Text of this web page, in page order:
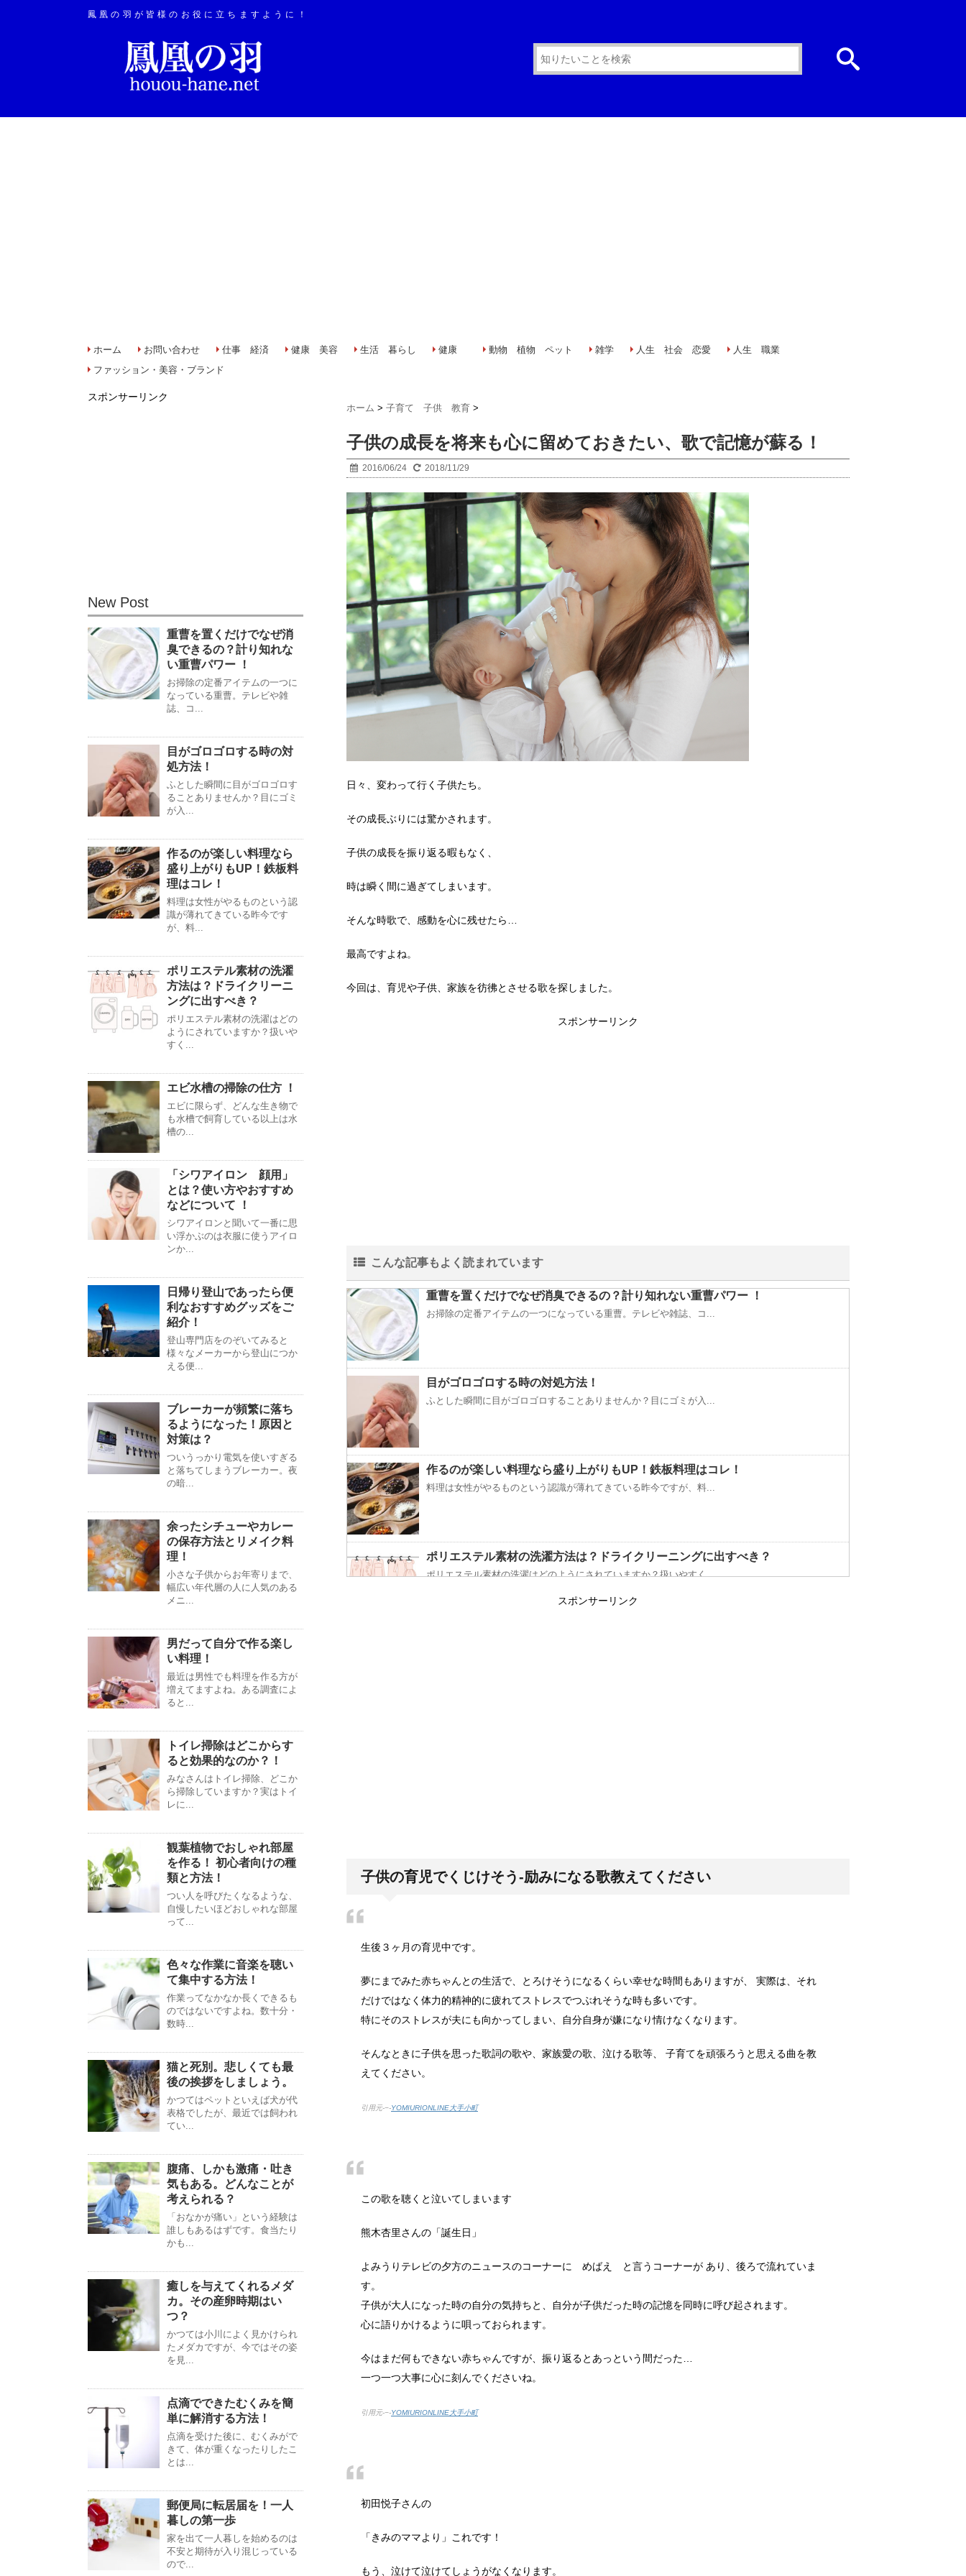
鳳凰の羽が皆様のお役に立ちますように！
ホーム お問い合わせ 仕事 経済 健康 美容 生活 暮らし 健康 動物 植物 ペット 雑学 人生 社会 恋愛
人生 職業
ファッション・美容・ブランド
ホーム > 子育て 子供 教育 >
子供の成長を将来も心に留めておきたい、歌で記憶が蘇る！
2016/06/24 2018/11/29
日々、変わって行く子供たち。
その成長ぶりには驚かされます。
子供の成長を振り返る暇もなく、
時は瞬く間に過ぎてしまいます。
そんな時歌で、感動を心に残せたら…
最高ですよね。
今回は、育児や子供、家族を彷彿とさせる歌を探しました。
スポンサーリンク
こんな記事もよく読まれています
重曹を置くだけでなぜ消臭できるの？計り知れない重曹パワー ！
お掃除の定番アイテムの一つになっている重曹。テレビや雑誌、コ...
目がゴロゴロする時の対処方法！
ふとした瞬間に目がゴロゴロすることありませんか？目にゴミが入...
作るのが楽しい料理なら盛り上がりもUP！鉄板料理はコレ！
料理は女性がやるものという認識が薄れてきている昨今ですが、料...
ポリエステル素材の洗濯方法は？ドライクリーニングに出すべき？
ポリエステル素材の洗濯はどのようにされていますか？扱いやすく...
小さな子供からお年寄りまで、幅広い年代層の人に人気のあるメニ...
つい人を呼びたくなるような、自慢したいほどおしゃれな部屋って...
作業ってなかなか長くできるものではないですよね。数十分・数時...
「おなかが痛い」という経験は誰しもあるはずです。食当たりかも...
スポンサーリンク
子供の育児でくじけそう‐励みになる歌教えてください
生後３ヶ月の育児中です。
夢にまでみた赤ちゃんとの生活で、とろけそうになるくらい幸せな時間もありますが、 実際は、それ
だけではなく体力的精神的に疲れてストレスでつぶれそうな時も多いです。
特にそのストレスが夫にも向かってしまい、自分自身が嫌になり情けなくなります。
そんなときに子供を思った歌詞の歌や、家族愛の歌、泣ける歌等、 子育てを頑張ろうと思える曲を教
えてください。
引用元-−-YOMIURIONLINE大手小町
この歌を聴くと泣いてしまいます
熊木杏里さんの「誕生日」
よみうりテレビの夕方のニュースのコーナーに めばえ と言うコーナーが あり、後ろで流れていま
す。
子供が大人になった時の自分の気持ちと、自分が子供だった時の記憶を同時に呼び起されます。
心に語りかけるように唄っておられます。
今はまだ何もできない赤ちゃんですが、振り返るとあっという間だった…
一つ一つ大事に心に刻んでくださいね。
引用元-−-YOMIURIONLINE大手小町
初田悦子さんの
「きみのママより」これです！
もう、泣けて泣けてしょうがなくなります。
スポンサーリンク
New Post
重曹を置くだけでなぜ消
臭できるの？計り知れな
い重曹パワー ！
お掃除の定番アイテムの一つに
なっている重曹。テレビや雑
誌、コ...
目がゴロゴロする時の対
処方法！
ふとした瞬間に目がゴロゴロす
ることありませんか？目にゴミ
が入...
作るのが楽しい料理なら
盛り上がりもUP！鉄板料
理はコレ！
料理は女性がやるものという認
識が薄れてきている昨今です
が、料...
ポリエステル素材の洗濯
方法は？ドライクリーニ
ングに出すべき？
ポリエステル素材の洗濯はどの
ようにされていますか？扱いや
すく...
エビ水槽の掃除の仕方 ！
エビに限らず、どんな生き物で
も水槽で飼育している以上は水
槽の...
「シワアイロン 顔用」
とは？使い方やおすすめ
などについて ！
シワアイロンと聞いて一番に思
い浮かぶのは衣服に使うアイロ
ンか...
日帰り登山であったら便
利なおすすめグッズをご
紹介！
登山専門店をのぞいてみると
様々なメーカーから登山につか
える便...
ブレーカーが頻繁に落ち
るようになった！原因と
対策は？
ついうっかり電気を使いすぎる
と落ちてしまうブレーカー。夜
の暗...
余ったシチューやカレー
の保存方法とリメイク料
理！
小さな子供からお年寄りまで、
幅広い年代層の人に人気のある
メニ...
男だって自分で作る楽し
い料理！
最近は男性でも料理を作る方が
増えてますよね。ある調査によ
ると...
トイレ掃除はどこからす
ると効果的なのか？！
みなさんはトイレ掃除、どこか
ら掃除していますか？実はトイ
レに...
観葉植物でおしゃれ部屋
を作る！ 初心者向けの種
類と方法！
つい人を呼びたくなるような、
自慢したいほどおしゃれな部屋
って...
色々な作業に音楽を聴い
て集中する方法！
作業ってなかなか長くできるも
のではないですよね。数十分・
数時...
猫と死別。悲しくても最
後の挨拶をしましょう。
かつてはペットといえば犬が代
表格でしたが、最近では飼われ
てい...
腹痛、しかも激痛・吐き
気もある。どんなことが
考えられる？
「おなかが痛い」という経験は
誰しもあるはずです。食当たり
かも...
癒しを与えてくれるメダ
カ。その産卵時期はい
つ？
かつては小川によく見かけられ
たメダカですが、今ではその姿
を見...
点滴でできたむくみを簡
単に解消する方法！
点滴を受けた後に、むくみがで
きて、体が重くなったりしたこ
とは...
郵便局に転居届を！一人
暮しの第一歩
家を出て一人暮しを始めるのは
不安と期待が入り混じっている
ので...